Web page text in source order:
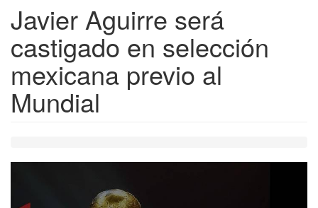
Javier Aguirre será
castigado en selección
mexicana previo al
Mundial